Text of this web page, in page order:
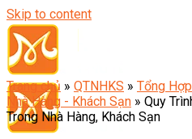
Skip to content
Trang chủ » QTNHKS » Tổng
Nhà Hàng - Khách Sạn » Quy
Trong Nhà Hàng, Khách Sạn